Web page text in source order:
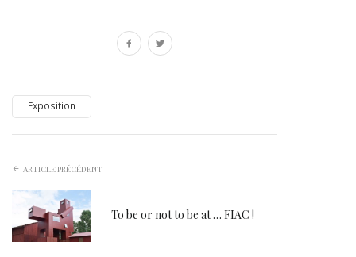
Exposition
ARTICLE PRÉCÉDENT
To be or not to be at … FIAC !